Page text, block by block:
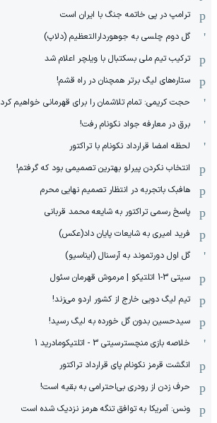
ترامپ در پی خاتمه جنگ با ایران است
گل دوم چلسی به جوهوردارالتعظیم (دلاپ)
ترکیب تیم ملی بسکتبال با ویلچر اعلام شد
ستاره‌های لیگ برتر همچنان در راه قشم!
حجت کریمی: تمام تلاشمان را برای قهرمانی خواهیم کرد
برق در معارفه جواد نکونام رفت!
لحظه امضا قرارداد نکونام با تراکتور
انتخاب نکردن پیرلو بهترین تصمیمی بود که گرفتم!
هافبک باتجربه در انتظار تصمیم نهایی محرم
پاسخ رسمی تراکتور به شایعه محمد قربانی
فرید امیری به شایعات پایان داد(عکس)
گل اول دورتموند به آرسنال (ایناسیو)
سیتی 3-1 اتلتیکو | مرموش قهرمان سئول
تیم لیگ دویی خارج از کشور اردو می‌زند!
سیدحسین بدون گل خورده به لیگ رسید!
خلاصه بازی منچسترسیتی 3 - اتلتیکومادرید 1
انگشت قرمز نکونام پای قرارداد تراکتور
حرف زدن از رودری بی‌احترامی به بقیه است!
ونس: آمریکا به توافق تنگه هرمز نزدیک شده است